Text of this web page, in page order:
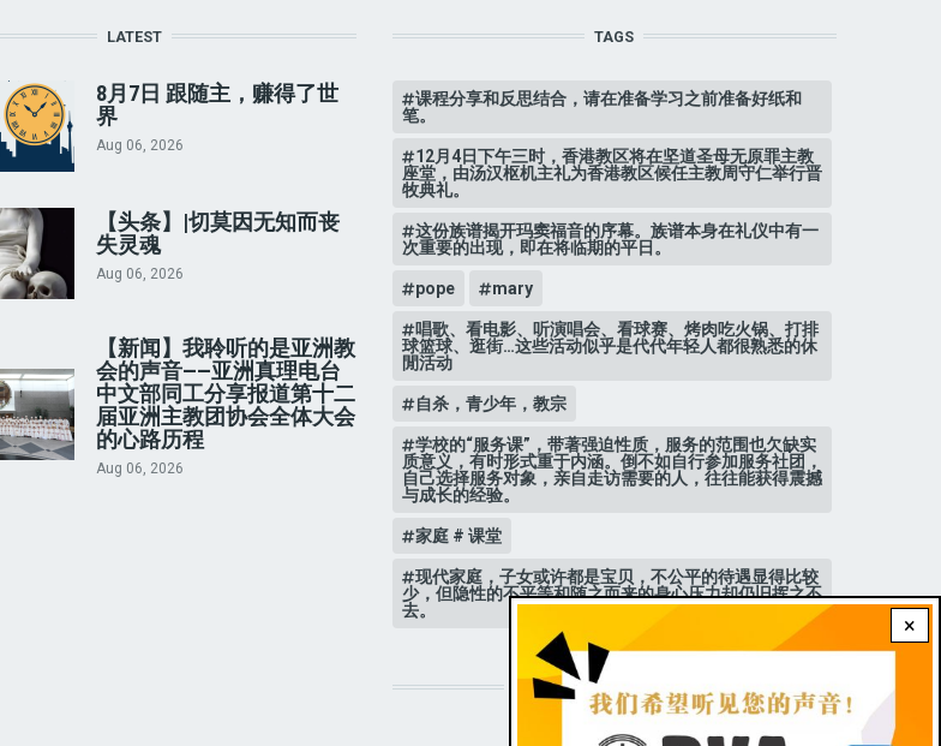
×
LATEST
8月7日 跟随主，赚得了世
界
Aug 06, 2026
【头条】|切莫因无知而丧
失灵魂
Aug 06, 2026
【新闻】我聆听的是亚洲教
会的声音——亚洲真理电台
中文部同工分享报道第十二
届亚洲主教团协会全体大会
的心路历程
Aug 06, 2026
TAGS
课程分享和反思结合，请在准备学习之前准备好纸和
笔。
12月4日下午三时，香港教区将在坚道圣母无原罪主教
座堂，由汤汉枢机主礼为香港教区候任主教周守仁举行晋
牧典礼。
这份族谱揭开玛窦福音的序幕。族谱本身在礼仪中有一
次重要的出现，即在将临期的平日。
pope mary
唱歌、看电影、听演唱会、看球赛、烤肉吃火锅、打排
球篮球、逛街…这些活动似乎是代代年轻人都很熟悉的休
閒活动
自杀，青少年，教宗
学校的“服务课”，带著强迫性质，服务的范围也欠缺实
质意义，有时形式重于内涵。倒不如自行参加服务社团，
自己选择服务对象，亲自走访需要的人，往往能获得震撼
与成长的经验。
家庭 # 课堂
现代家庭，子女或许都是宝贝，不公平的待遇显得比较
少，但隐性的不平等和随之而来的身心压力却仍旧挥之不
去。
STAY CONNECTED WITH US!